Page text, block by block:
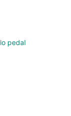
pedal